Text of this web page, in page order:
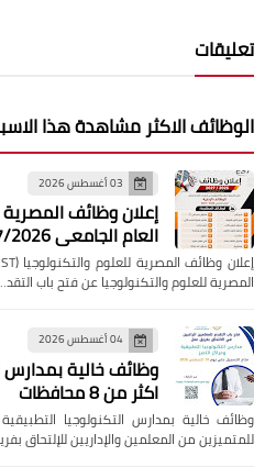
تعليقات
الوظائف الاكثر مشاهدة هذا
03 أغسطس 2026
العام الجامعي 2027/2026
المصرية للعلوم والتكنولوجيا عن فتح باب
04 أغسطس 2026
وظائف خالية بمدارس
اكثر من 8 محافظات
للمتميزين من المعلمين والإداريين للإلتحاق